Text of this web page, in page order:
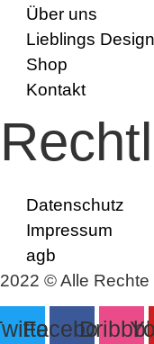
Über uns
Lieblings
Shop
Kontakt
Datenschutz
Impressum
agb
2022 © Alle Rechte
Facebook